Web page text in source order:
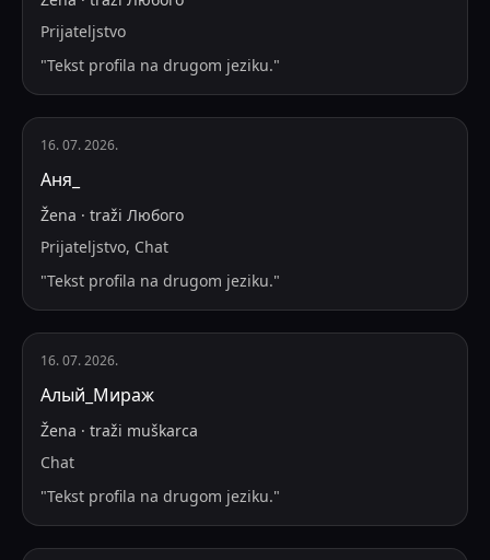
Prijateljstvo
"Tekst profila na drugom jeziku."
16. 07. 2026.
Аня_
Žena · traži Любого
Prijateljstvo, Chat
"Tekst profila na drugom jeziku."
16. 07. 2026.
Алый_Мираж
Žena · traži muškarca
Chat
"Tekst profila na drugom jeziku."